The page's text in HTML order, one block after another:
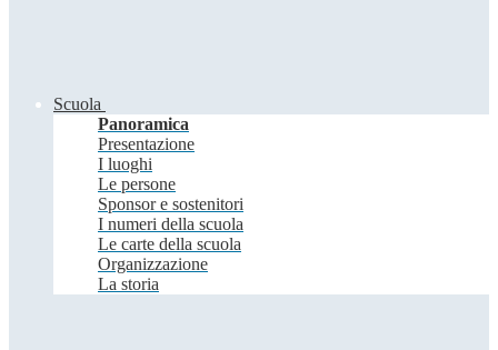
Scuola
Panoramica
Presentazione
I luoghi
Le persone
Sponsor e sostenitori
I numeri della scuola
Le carte della scuola
Organizzazione
La storia